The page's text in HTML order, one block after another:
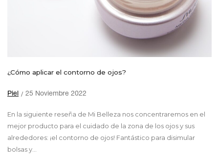
¿Cómo aplicar el contorno de ojos?
Piel 25 Noviembre 2022
En la siguiente reseña de Mi Belleza nos concentraremos en el
mejor producto para el cuidado de la zona de los ojos y sus
alrededores: ¡el contorno de ojos! Fantástico para disimular
bolsas y...